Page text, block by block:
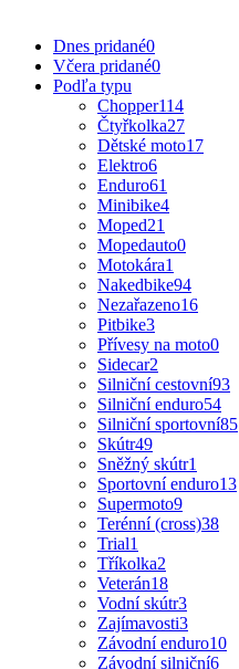
Dnes pridané0
Včera pridané0
Podľa typu
Chopper114
Čtyřkolka27
Dětské moto17
Elektro6
Enduro61
Minibike4
Moped21
Mopedauto0
Motokára1
Nakedbike94
Nezařazeno16
Pitbike3
Přívesy na moto0
Sidecar2
Silniční cestovní93
Silniční enduro54
Silniční sportovní85
Skútr49
Sněžný skútr1
Sportovní enduro13
Supermoto9
Terénní (cross)38
Trial1
Tříkolka2
Veterán18
Vodní skútr3
Zajímavosti3
Závodní enduro10
Závodní silniční6